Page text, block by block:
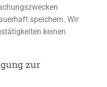
speichern. Wir
keinen
zur